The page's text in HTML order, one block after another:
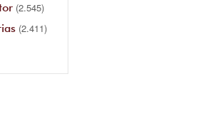
(2.545)
(2.411)